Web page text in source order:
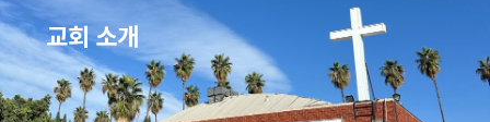
교회 소개